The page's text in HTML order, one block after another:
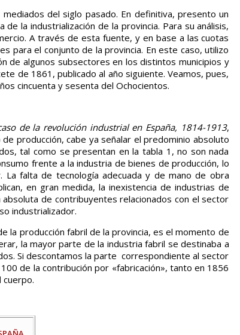
del siglo pasado. En definitiva, presento un
la industrialización de la provincia. Para su análisis,
A través de esta fuente, y en base a las cuotas
para el conjunto de la provincia. En este caso, utilizo
de algunos subsectores en los distintos municipios y
de 1861, publicado al año siguiente. Veamos, pues,
cincuenta y sesenta del Ochocientos.
de la revolución industrial en España, 1814-1913,
producción, cabe ya señalar el predominio absoluto
tal como se presentan en la tabla 1, no son nada
frente a la industria de bienes de producción, lo
falta de tecnología adecuada y de mano de obra
en gran medida, la inexistencia de industrias de
de contribuyentes relacionados con el sector
industrializador.
la producción fabril de la provincia, es el momento de
la mayor parte de la industria fabril se destinaba a
Si descontamos la parte correspondiente al sector
de la contribución por «fabricación», tanto en 1856